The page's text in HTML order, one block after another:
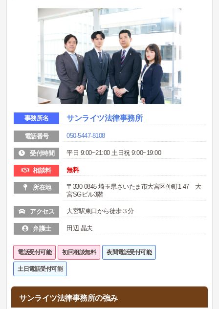
事務所名 サンライツ法律事務所
電話番号 050-5447-8108
受付時間 平日 9:00~21:00 土日祝 9:00~19:00
相談料 無料
所在地
〒330-0845 埼玉県さいたま市大宮区仲町1-47 大
宮SGビル3階
アクセス 大宮駅東口から徒歩３分
弁護士 田辺 晶夫
電話受付可能 初回相談無料 夜間電話受付可能
土日電話受付可能
サンライツ法律事務所の強み